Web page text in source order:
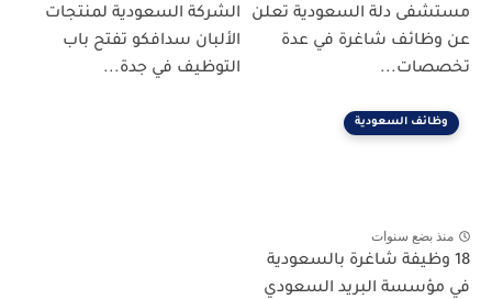
مستشفى دلة السعودية تعلن
عن وظائف شاغرة في عدة
تخصصات...
الشركة السعودية لمنتجات
الألبان سدافكو تفتح باب
التوظيف في جدة...
وظائف السعودية
منذ بضع سنوات
18 وظيفة شاغرة بالسعودية
في مؤسسة البريد السعودي